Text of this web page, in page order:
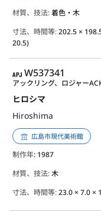
材質、技法:着色・木
寸法、時間等:202.5 ×
20.5)
APJ
W537341
ヒロシマ
Hiroshima
アックリング、ロジャー
広島市現代美術館
制作年: 1987
材質、技法:木
寸法、時間等:23.0 × 7.0 ×